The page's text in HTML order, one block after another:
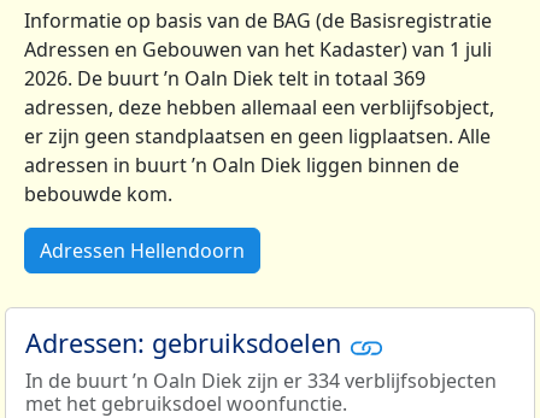
Informatie op basis van de BAG (de Basisregistratie
Adressen en Gebouwen van het Kadaster) van 1 juli
2026. De buurt ’n Oaln Diek telt in totaal 369
adressen, deze hebben allemaal een verblijfsobject,
er zijn geen standplaatsen en geen ligplaatsen. Alle
adressen in buurt ’n Oaln Diek liggen binnen de
bebouwde kom.
Adressen Hellendoorn
Adressen: gebruiksdoelen
In de buurt ’n Oaln Diek zijn er 334 verblijfsobjecten
met het gebruiksdoel woonfunctie.